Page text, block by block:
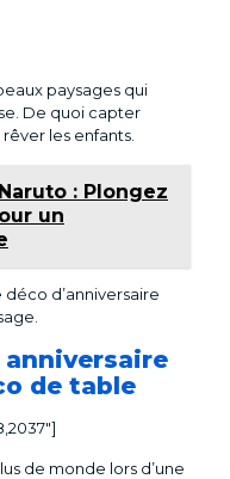
paysages qui
De quoi capter
les enfants.
: Plongez
un
d’anniversaire
de table
de monde lors d’une